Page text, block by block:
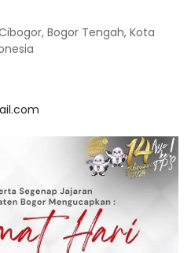
Bogor Tengah, Kota